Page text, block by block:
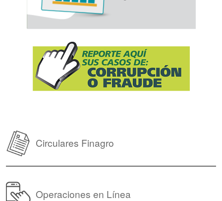
Circulares Finagro
Operaciones en Línea